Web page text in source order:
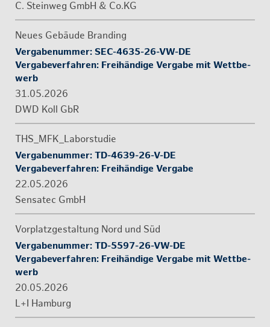
C. Stein­weg GmbH & Co.​KG
Neues Ge­bäu­de Bran­ding
Ver­ga­be­num­mer: SEC-4635-26-VW-DE
Ver­ga­be­ver­fah­ren: ​​Frei­hän­di­ge Ver­ga­be mit Wett­be­
werb
31.05.2026
DWD Koll GbR
THS_MFK_La­bor­stu­die
Ver­ga­be­num­mer: TD-4639-26-V-DE
Ver­ga­be­ver­fah­ren: ​Frei­hän­di­ge Ver­ga­be
22.05.2026
Sen­sa­tec GmbH
Vor­platz­ge­stal­tung Nord und Süd
Ver­ga­be­num­mer: TD-5597-26-VW-DE
Ver­ga­be­ver­fah­ren: ​​Frei­hän­di­ge Ver­ga­be mit Wett­be­
werb
20.05.2026
L+I Ham­burg